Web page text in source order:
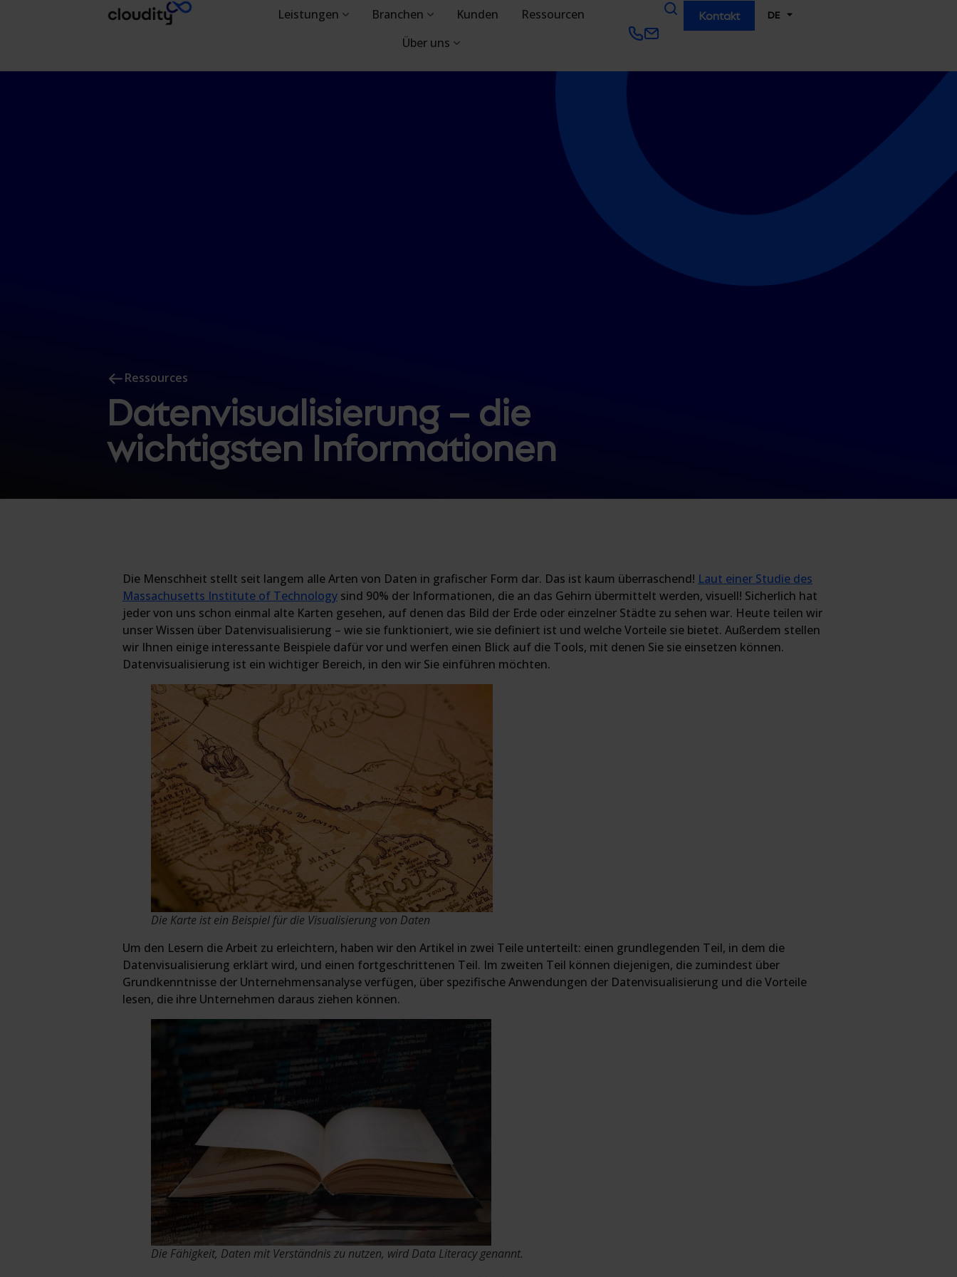
Leistungen Branchen Kunden
Ressourcen
Über uns
Kontakt DE
Ressources
Datenvisualisierung – die
wichtigsten Informationen
Die Menschheit stellt seit langem alle Arten von Daten in grafischer Form dar. Das ist kaum überraschend! Laut einer Studie des
Massachusetts Institute of Technology sind 90% der Informationen, die an das Gehirn übermittelt werden, visuell! Sicherlich hat
jeder von uns schon einmal alte Karten gesehen, auf denen das Bild der Erde oder einzelner Städte zu sehen war. Heute teilen wir
unser Wissen über Datenvisualisierung – wie sie funktioniert, wie sie definiert ist und welche Vorteile sie bietet. Außerdem stellen
wir Ihnen einige interessante Beispiele dafür vor und werfen einen Blick auf die Tools, mit denen Sie sie einsetzen können.
Datenvisualisierung ist ein wichtiger Bereich, in den wir Sie einführen möchten.
Die Karte ist ein Beispiel für die Visualisierung von Daten
Um den Lesern die Arbeit zu erleichtern, haben wir den Artikel in zwei Teile unterteilt: einen grundlegenden Teil, in dem die
Datenvisualisierung erklärt wird, und einen fortgeschrittenen Teil. Im zweiten Teil können diejenigen, die zumindest über
Grundkenntnisse der Unternehmensanalyse verfügen, über spezifische Anwendungen der Datenvisualisierung und die Vorteile
lesen, die ihre Unternehmen daraus ziehen können.
Die Fähigkeit, Daten mit Verständnis zu nutzen, wird Data Literacy genannt.